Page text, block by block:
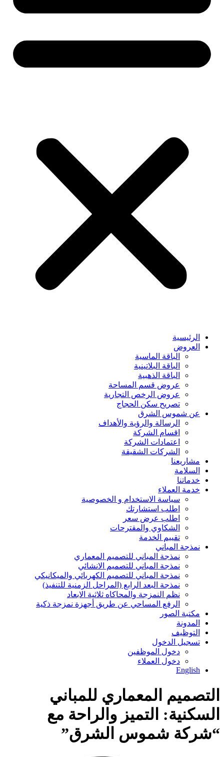
الرئيسية
العروض
الباقة الماسية
الباقة البلاتينية
الباقة الذهبية
عروض قسم المساحة
عروض الرخص التجارية
تصريح سكن الحجاج
عن شموس الشرق
الرسالة والرؤية والأهداف
اقسام الشركة
اعتمادات الشركة
الشركات الشقيقة
مشاريعنا
السلامة
خدماتنا
خدمة العملاء
سياسة الاستخدام و الخصوصية
اطلب استشارتك
اطلب عرض سعر
الشكاوي والمقترحات
تقييم الخدمة
نمذجة المباني
نمذجة المباني للتصمیم المعماري
نمذجة المباني للتصمیم الانشائي
نمذجة المباني للتصمیم الكھربائي والمیكانیكي
نمذجة البعد الرابع (المراحل الزمنیة للتنفیذ)
نظم النمزجة والمحاكاه ثلاثیة الابعاد
الرفع المساحي عن طریق أجھزة نمزجة ذكیة
مكتبة الصور
المدونة
التوظيف
تسجيل الدخول
دخول الموظفين
دخول العملاء
English
التصميم المعماري للمباني
السكنية: التميز والراحة مع
“شركة شموس الشرق”